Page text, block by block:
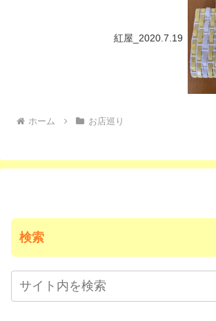
紅屋_2020.7.19
ホーム お店巡り
検索